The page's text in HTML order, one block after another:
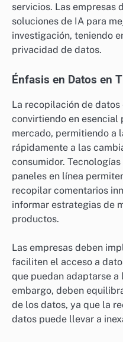
servicios. Las empresas
soluciones de IA para
investigación, teniendo
privacidad de datos.
Énfasis en Datos en
La recopilación de
convirtiendo en esencial
mercado, permitiendo a
rápidamente a las
consumidor.
paneles en línea
recopilar comentarios
informar estrategias de
productos.
Las empresas deben
faciliten el acceso a
que puedan adaptarse
embargo, deben
de los datos, ya que la
datos puede llevar a